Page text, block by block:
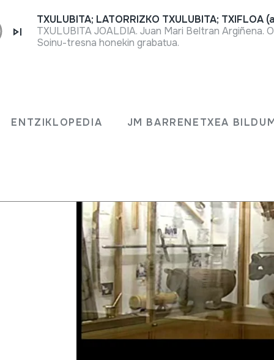
ENTZIKLOPEDIA JM BARRENETXEA
TXULUBITA; LATORRIZKO TXULUBITA; TXIFLOA
TXULUBITA JOALDIA. Juan Mari Beltran Argiñena.
Soinu-tresna honekin grabatua.